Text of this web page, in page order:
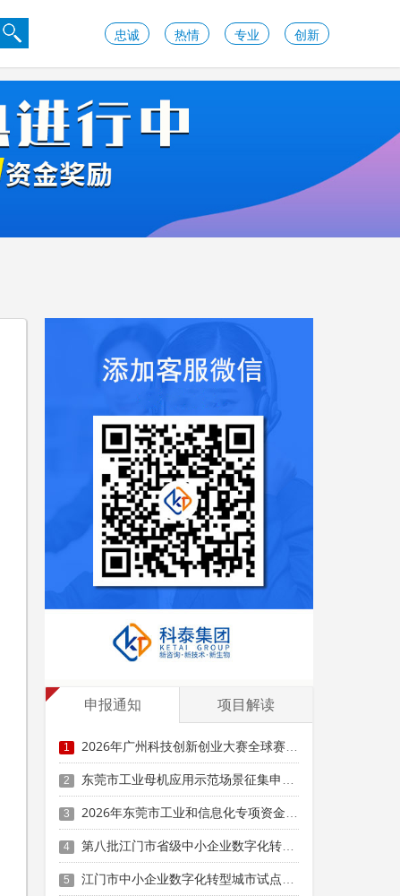
忠诚 热情 专业 创新
申报通知 项目解读
1 2026年广州科技创新创业大赛全球赛暨香港科大百万奖金创业大赛广州赛参赛条件、扶持奖励
2 东莞市工业母机应用示范场景征集申报时间、条件要求、扶持奖励
3 2026年东莞市工业和信息化专项资金人工智能应用创新中心专题项目申报时间、条件要求、资助奖励
4 第八批江门市省级中小企业数字化转型城市试点数字化产品征集申报时间、条件要求
5 江门市中小企业数字化转型城市试点第二批数字化牵引单位遴选申报时间、条件要求